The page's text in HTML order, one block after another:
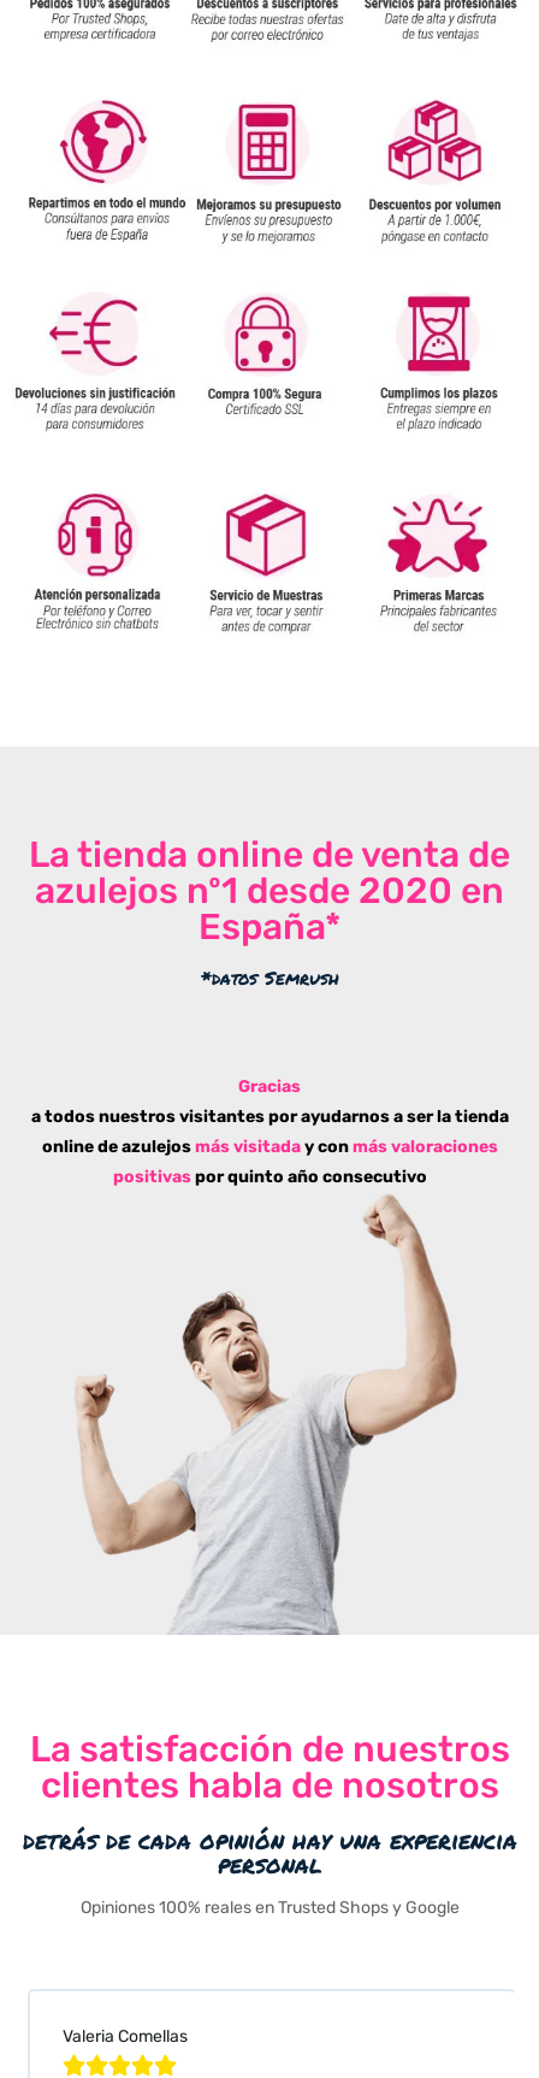
La tienda online de venta de
azulejos nº1 desde 2020 en
España*
*datos Semrush
Gracias
a todos nuestros visitantes por ayudarnos a ser la tienda
online de azulejos más visitaday conmás valoraciones
positivaspor quinto año consecutivo
La satisfacción de nuestros
clientes habla de nosotros
detrás de cada opinión hay una experiencia
personal
Opiniones 100% reales en Trusted Shops y Google
Valeria Comellas
